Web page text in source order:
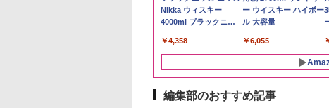
ンド米 精米 5kg
るる コシヒカリ 5kg 長
野県産 令和7年産
￥3,980
Nikka ウィスキー
4000ml ブラックニッ
【日本 アサヒ ウィスキ
ー】 大容量 お得 4リッ
トル
￥4,358
ー ウイスキー ハイボー
ル 大容量
￥6,055
編集部のおすすめ記事